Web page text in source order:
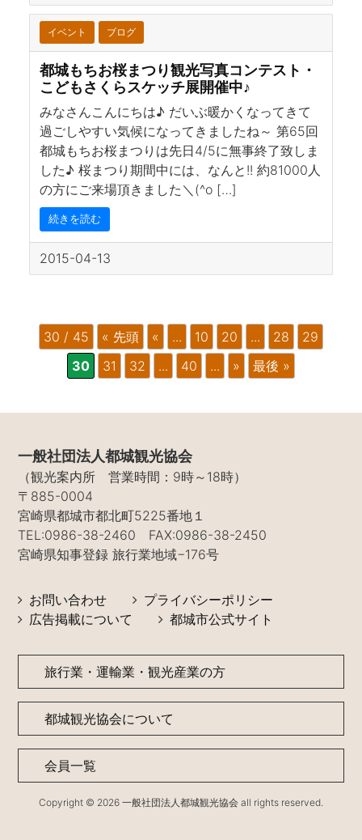
イベント ブログ
都城もちお桜まつり観光写真コンテスト・
こどもさくらスケッチ展開催中♪
みなさんこんにちは♪ だいぶ暖かくなってきて
過ごしやすい気候になってきましたね～ 第65回
都城もちお桜まつりは先日4/5に無事終了致しま
した♪ 桜まつり期間中には、なんと!! 約81000人
の方にご来場頂きました＼(^o […]
続きを読む
2015-04-13
30 / 45 « 先頭 « ... 10 20 ... 28
29
30
31 32 ... 40 ... » 最後 »
一般社団法人都城観光協会
（観光案内所 営業時間：9時～18時）
〒885-0004
宮崎県都城市都北町5225番地１
TEL:0986-38-2460 FAX:0986-38-2450
宮崎県知事登録 旅行業地域−176号
お問い合わせ
プライバシーポリシー
広告掲載について
都城市公式サイト
旅行業・運輸業・観光産業の方
都城観光協会について
会員一覧
Copyright © 2026 一般社団法人都城観光協会 all rights reserved.